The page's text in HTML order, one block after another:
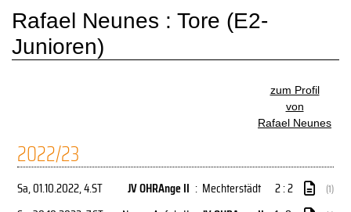
Rafael Neunes : Tore (E2-
Junioren)
zum Profil
von
Rafael Neunes
2022/23
Sa, 01.10.2022, 4.ST JV OHRAnge II : Mechterstädt 2 : 2 (1)